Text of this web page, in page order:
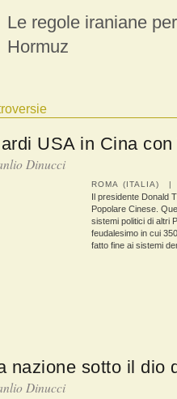
Le regole iraniane
Hormuz
USA in Cina con
Dinucci
ROMA (ITALIA) |
Il presidente Donald
Popolare Cinese.
sistemi politici di altri
feudalesimo in cui
fatto fine ai sistemi
nazione sotto il dio
Dinucci